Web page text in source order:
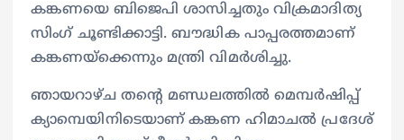
കങ്കണയെ ബിജെപി ശാസിച്ചതും വിക്രമാദിത്യ
സിംഗ് ചൂണ്ടിക്കാട്ടി. ബൗദ്ധിക പാപ്പരത്തമാണ്
കങ്കണയ്ക്കെന്നും മന്ത്രി വിമർശിച്ചു.
ഞായറാഴ്ച തന്റെ മണ്ഡലത്തിൽ മെമ്പർഷിപ്പ്
ക്യാമ്പെയിനിടെയാണ് കങ്കണ ഹിമാചൽ പ്രദേശ്